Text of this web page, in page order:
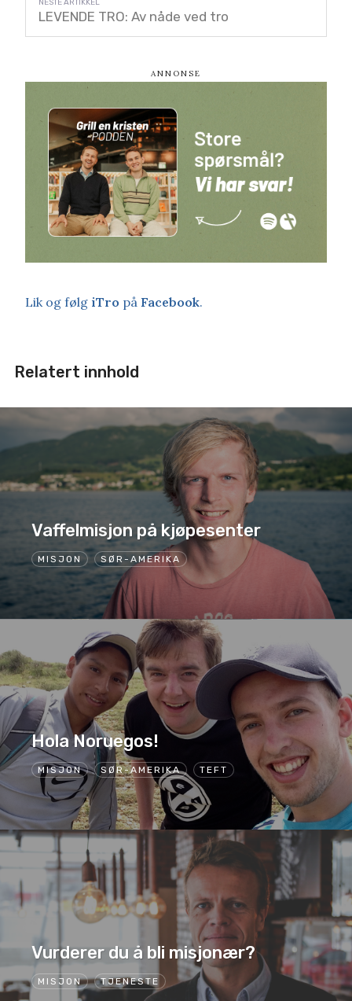
LEVENDE TRO: Av nåde ved tro
Lik og følg iTro på Facebook.
Relatert innhold
MISJON SØR-AMERIKA
Vaffelmisjon på kjøpesenter
MISJON SØR-AMERIKA TEFT
Hola Noruegos!
MISJON TJENESTE
Vurderer du å bli misjonær?